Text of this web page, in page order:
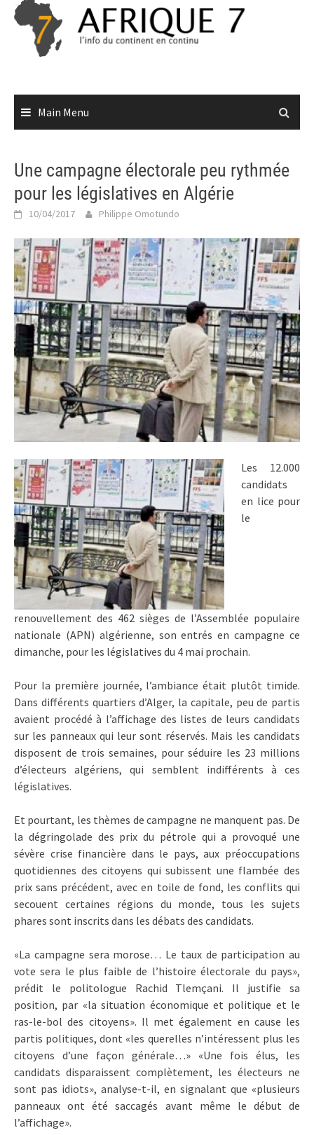
Skip
content
Main Menu
Une campagne électorale peu rythmée
pour les législatives en Algérie
10/04/2017 Philippe Omotundo
Les 12.000
candidats
en lice pour
le
renouvellement des 462 sièges de l’Assemblée populaire
nationale (APN) algérienne, son entrés en campagne ce
dimanche, pour les législatives du 4 mai prochain.
Pour la première journée, l’ambiance était plutôt timide.
Dans différents quartiers d’Alger, la capitale, peu de partis
avaient procédé à l’affichage des listes de leurs candidats
sur les panneaux qui leur sont réservés. Mais les candidats
disposent de trois semaines, pour séduire les 23 millions
d’électeurs algériens, qui semblent indifférents à ces
législatives.
Et pourtant, les thèmes de campagne ne manquent pas. De
la dégringolade des prix du pétrole qui a provoqué une
sévère crise financière dans le pays, aux préoccupations
quotidiennes des citoyens qui subissent une flambée des
prix sans précédent, avec en toile de fond, les conflits qui
secouent certaines régions du monde, tous les sujets
phares sont inscrits dans les débats des candidats.
«La campagne sera morose… Le taux de participation au
vote sera le plus faible de l’histoire électorale du pays»,
prédit le politologue Rachid Tlemçani. Il justifie sa
position, par «la situation économique et politique et le
ras-le-bol des citoyens». Il met également en cause les
partis politiques, dont «les querelles n’intéressent plus les
citoyens d’une façon générale…» «Une fois élus, les
candidats disparaissent complètement, les électeurs ne
sont pas idiots», analyse-t-il, en signalant que «plusieurs
panneaux ont été saccagés avant même le début de
l’affichage».